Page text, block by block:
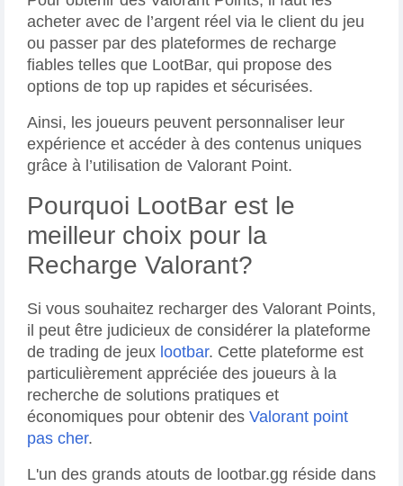
acheter avec de l’argent réel via le client du jeu
ou passer par des plateformes de recharge
fiables telles que LootBar, qui propose des
options de top up rapides et sécurisées.
Ainsi, les joueurs peuvent personnaliser leur
expérience et accéder à des contenus uniques
grâce à l’utilisation de Valorant Point.
Pourquoi LootBar est le
meilleur choix pour la
Recharge Valorant?
Si vous souhaitez recharger des Valorant Points,
il peut être judicieux de considérer la plateforme
de trading de jeux lootbar. Cette plateforme est
particulièrement appréciée des joueurs à la
recherche de solutions pratiques et
économiques pour obtenir des Valorant point
pas cher.
L'un des grands atouts de lootbar.gg réside dans